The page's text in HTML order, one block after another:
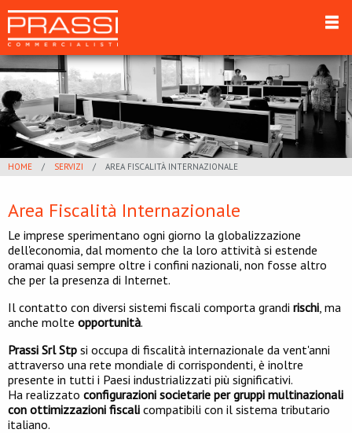
HOME SERVIZI AREA FISCALITÀ INTERNAZIONALE
Area Fiscalità Internazionale
Le imprese sperimentano ogni giorno la globalizzazione
dell'economia, dal momento che la loro attività si estende
oramai quasi sempre oltre i confini nazionali, non fosse altro
che per la presenza di Internet.
Il contatto con diversi sistemi fiscali comporta grandi rischi , ma
anche molte opportunità.
Prassi Srl Stp si occupa di fiscalità internazionale da vent'anni
attraverso una rete mondiale di corrispondenti, è inoltre
presente in tutti i Paesi industrializzati più significativi.
Ha realizzato configurazioni societarie per gruppi multinazionali
con ottimizzazioni fiscali compatibili con il sistema tributario
italiano.